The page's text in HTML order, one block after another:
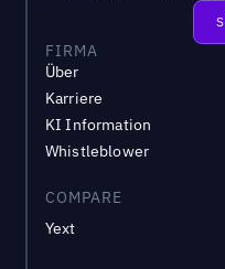
FIRMA
Über
Karriere
KI Information
Whistleblower
COMPARE
Yext